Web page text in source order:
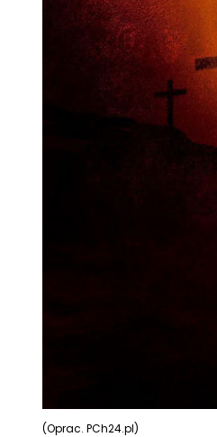
(Oprac. PCh24.pl)